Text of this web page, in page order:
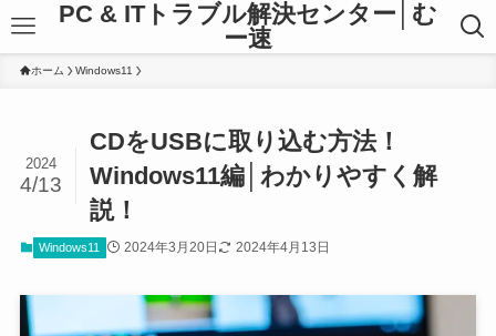
PC & ITトラブル解決センター│む
ー速
ホーム Windows11
CDをUSBに取り込む方法！
Windows11編│わかりやすく解
説！
2024
4/13
Windows11 2024年3月20日 2024年4月13日